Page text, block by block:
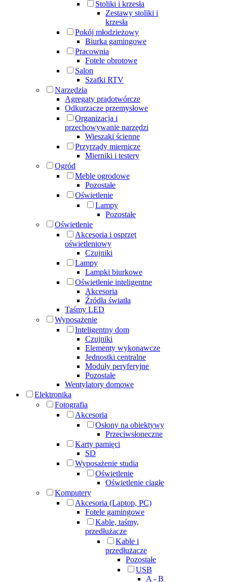
Stoliki i krzesła
Zestawy stoliki i
krzesła
Pokój młodzieżowy
Biurka gamingowe
Pracownia
Fotele obrotowe
Salon
Szafki RTV
Narzędzia
Agregaty prądotwórcze
Odkurzacze przemysłowe
Organizacja i
przechowywanie narzędzi
Wieszaki ścienne
Przyrządy miernicze
Mierniki i testery
Ogród
Meble ogrodowe
Pozostałe
Oświetlenie
Lampy
Pozostałe
Oświetlenie
Akcesoria i osprzęt
oświetleniowy
Czujniki
Lampy
Lampki biurkowe
Oświetlenie inteligentne
Akcesoria
Źródła światła
Taśmy LED
Wyposażenie
Inteligentny dom
Czujniki
Elementy wykonawcze
Jednostki centralne
Moduły peryferyjne
Pozostałe
Wentylatory domowe
Elektronika
Fotografia
Akcesoria
Osłony na obiektywy
Przeciwsłoneczne
Karty pamięci
SD
Wyposażenie studia
Oświetlenie
Oświetlenie ciągłe
Komputery
Akcesoria (Laptop, PC)
Fotele gamingowe
Kable, taśmy,
przedłużacze
Kable i
przedłużacze
Pozostałe
USB
A - B